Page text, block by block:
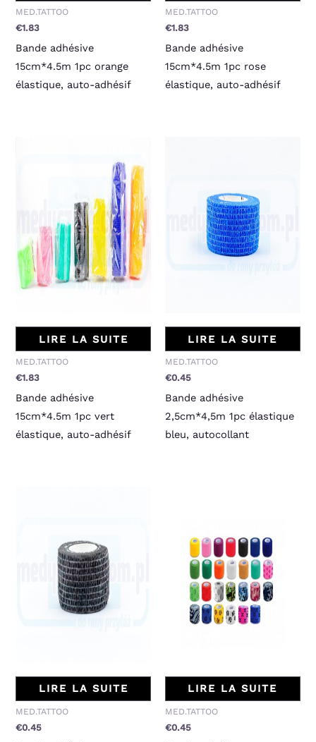
MED.TATTOO
€1.83
Bande adhésive
15cm*4.5m 1pc orange
élastique, auto-adhésif
MED.TATTOO
€1.83
Bande adhésive
15cm*4.5m 1pc rose
élastique, auto-adhésif
LIRE LA SUITE
MED.TATTOO
€1.83
Bande adhésive
15cm*4.5m 1pc vert
élastique, auto-adhésif
LIRE LA SUITE
MED.TATTOO
€0.45
Bande adhésive
2,5cm*4,5m 1pc élastique
bleu, autocollant
LIRE LA SUITE
MED.TATTOO
€0.45
LIRE LA SUITE
MED.TATTOO
€0.45